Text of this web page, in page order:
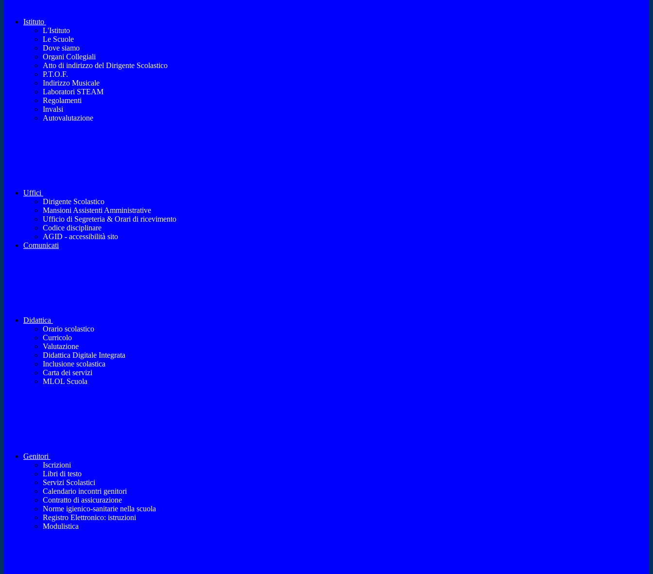
Istituto
L'Istituto
Le Scuole
Dove siamo
Organi Collegiali
Atto di indirizzo del Dirigente Scolastico
P.T.O.F.
Indirizzo Musicale
Laboratori STEAM
Regolamenti
Invalsi
Autovalutazione
Uffici
Dirigente Scolastico
Mansioni Assistenti Amministrative
Ufficio di Segreteria & Orari di ricevimento
Codice disciplinare
AGID - accessibilità sito
Comunicati
Didattica
Orario scolastico
Curricolo
Valutazione
Didattica Digitale Integrata
Inclusione scolastica
Carta dei servizi
MLOL Scuola
Genitori
Iscrizioni
Libri di testo
Servizi Scolastici
Calendario incontri genitori
Contratto di assicurazione
Norme igienico-sanitarie nella scuola
Registro Elettronico: istruzioni
Modulistica